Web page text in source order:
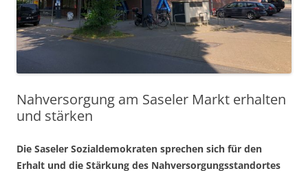
Nahversorgung am Saseler Markt erhalten
und stärken
Die Saseler Sozialdemokraten sprechen sich für den
Erhalt und die Stärkung des Nahversorgungsstandortes